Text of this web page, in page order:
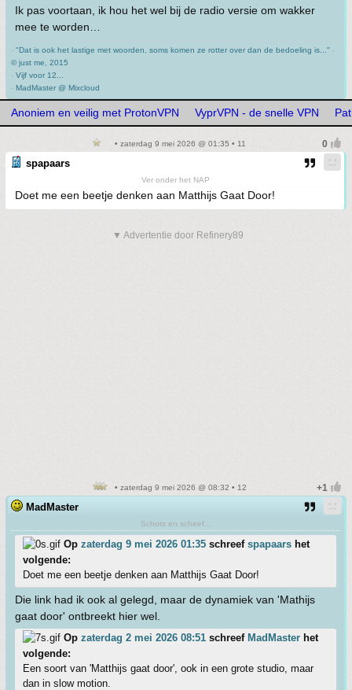
Ik pas voortaan, ik hou het wel bij de radio versie om wakker
mee te worden…
- "Dat is ook het lastige met woorden, soms komen ze rotter over dan de bedoeling is..." -
© just me, 2015
- Vijf voor 12...
- MadMaster @ Mixcloud
Anoniem en veilig met ProtonVPN VyprVPN - de snelle VPN
• zaterdag 9 mei 2026 @ 01:35 • 11
spapaars
Ver onder het NAP
Doet me een beetje denken aan Matthijs Gaat Door!
▼ Advertentie door Refinery89
• zaterdag 9 mei 2026 @ 08:32 • 12
MadMaster
Schots en scheef...
Op zaterdag 9 mei 2026 01:35 schreef spapaars het
volgende:
Doet me een beetje denken aan Matthijs Gaat Door!
Die link had ik ook al gelegd, maar de dynamiek van 'Mathijs
gaat door' ontbreekt hier wel.
Op zaterdag 2 mei 2026 08:51 schreef MadMaster het
volgende:
Een soort van 'Matthijs gaat door', ook in een grote studio, maar
dan in slow motion.